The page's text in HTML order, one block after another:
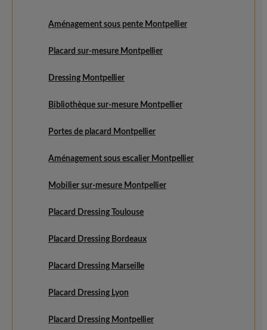
Aménagement sous pente Montpellier
Placard sur-mesure Montpellier
Dressing Montpellier
Bibliothèque sur-mesure Montpellier
Portes de placard Montpellier
Aménagement sous escalier Montpellier
Mobilier sur-mesure Montpellier
Placard Dressing Toulouse
Placard Dressing Bordeaux
Placard Dressing Marseille
Placard Dressing Lyon
Placard Dressing Montpellier